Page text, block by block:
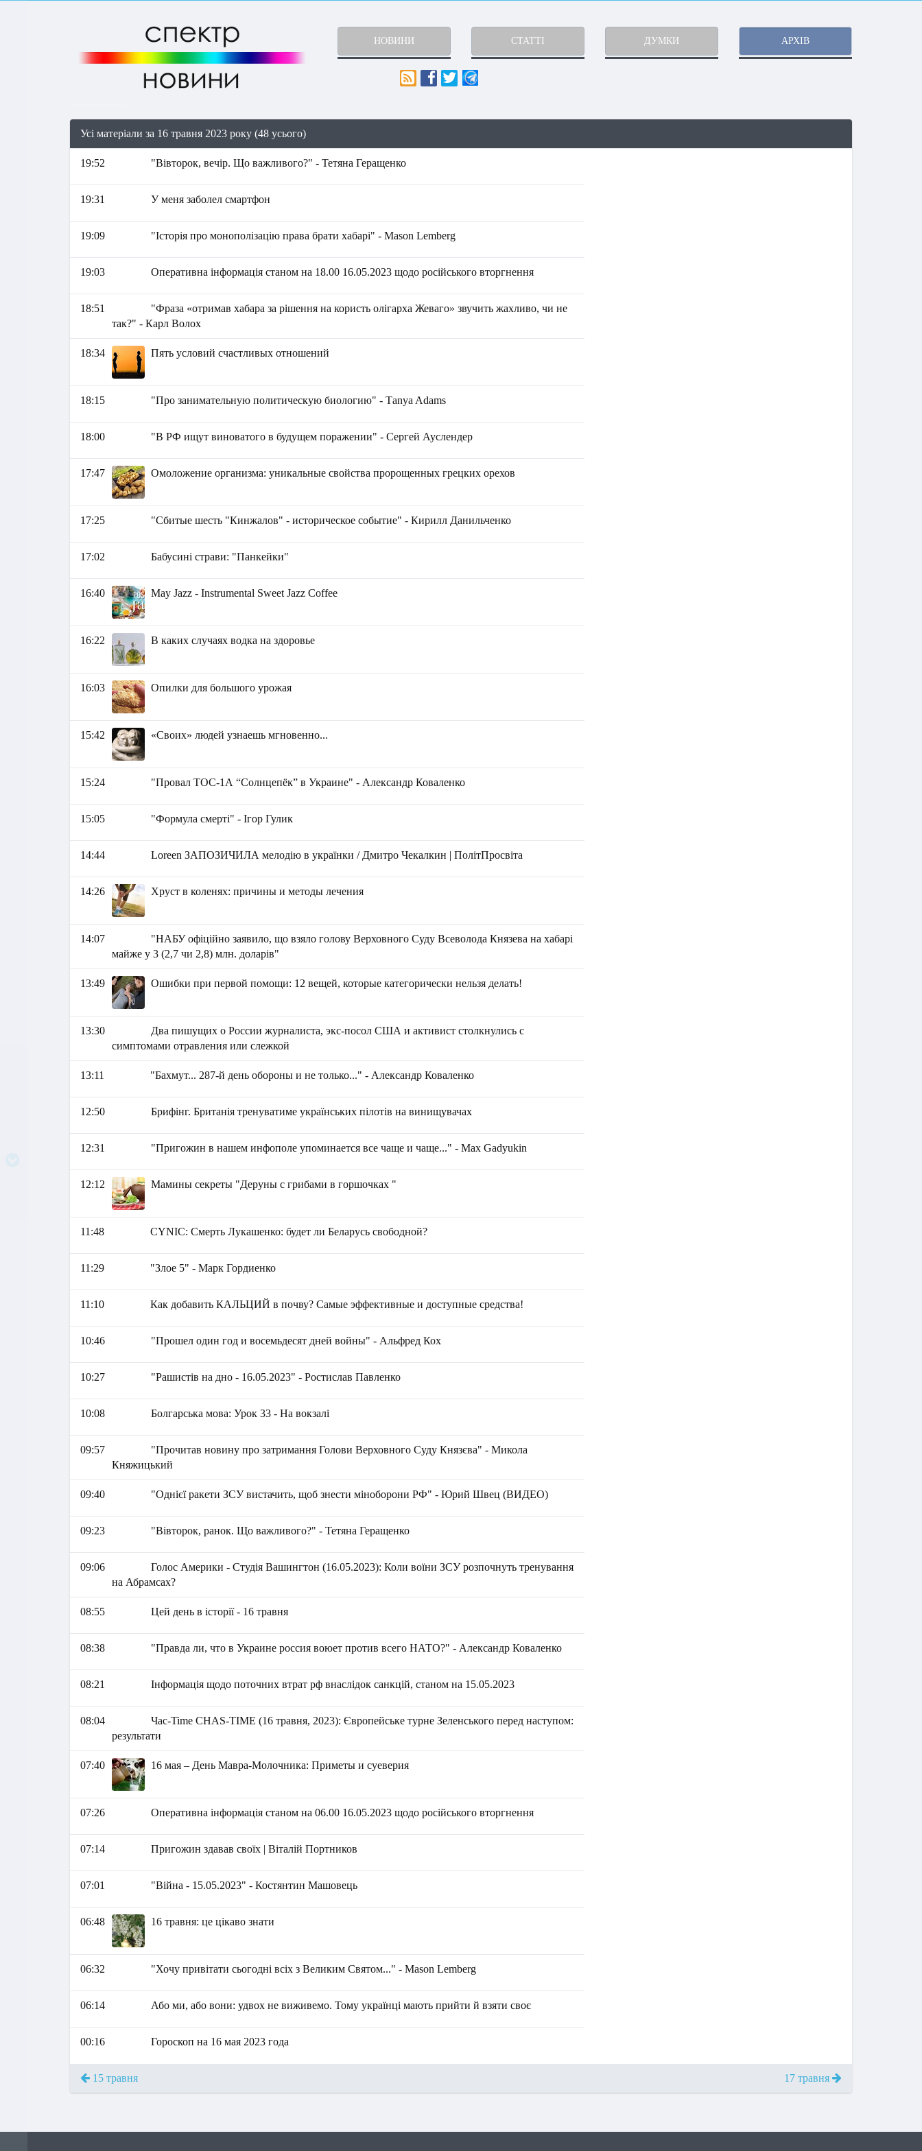
НОВИНИ СТАТТІ ДУМКИ АРХІВ
Усі матеріали за 16 травня 2023 року (48 усього)
19:52 "Вівторок, вечір. Що важливого?" - Тетяна Геращенко
19:31 У меня заболел смартфон
19:09 "Історія про монополізацію права брати хабарі" - Mason Lemberg
19:03 Оперативна інформація станом на 18.00 16.05.2023 щодо російського вторгнення
18:51
"Фраза «отримав хабара за рішення на користь олігарха Жеваго» звучить жахливо, чи не
так?" - Карл Волох
18:34 Пять условий счастливых отношений
18:15 "Про занимательную политическую биологию" - Тanya Adams
18:00 "В РФ ищут виноватого в будущем поражении" - Сергей Ауслендер
17:47 Омоложение организма: уникальные свойства пророщенных грецких орехов
17:25 "Сбитые шесть "Кинжалов" - историческое событие" - Кирилл Данильченко
17:02 Бабусині страви: "Панкейки"
16:40 May Jazz - Instrumental Sweet Jazz Coffee
16:22 В каких случаях водка на здоровье
16:03 Опилки для большого урожая
15:42 «Своих» людей узнаешь мгновенно...
15:24 "Провал ТОС-1А “Солнцепёк” в Украине" - Александр Коваленко
15:05 "Формула смерті" - Ігор Гулик
14:44 Loreen ЗАПОЗИЧИЛА мелодію в українки / Дмитро Чекалкин | ПолітПросвіта
14:26 Хруст в коленях: причины и методы лечения
14:07
"НАБУ офіційно заявило, що взяло голову Верховного Суду Всеволода Князева на хабарі
майже у 3 (2,7 чи 2,8) млн. доларів"
13:49 Ошибки при первой помощи: 12 вещей, которые категорически нельзя делать!
13:30
Два пишущих о России журналиста, экс-посол США и активист столкнулись с
симптомами отравления или слежкой
13:11 "Бахмут... 287-й день обороны и не только..." - Александр Коваленко
12:50 Брифінг. Британія тренуватиме українських пілотів на винищувачах
12:31 "Пригожин в нашем инфополе упоминается все чаще и чаще..." - Max Gadyukin
12:12 Мамины секреты "Деруны с грибами в горшочках "
11:48 СYNIC: Смерть Лукашенко: будет ли Беларусь свободной?
11:29 "Злое 5" - Марк Гордиенко
11:10 Как добавить КАЛЬЦИЙ в почву? Самые эффективные и доступные средства!
10:46 "Прошел один год и восемьдесят дней войны" - Альфред Кох
10:27 "Рашистів на дно - 16.05.2023" - Ростислав Павленко
10:08 Болгарська мова: Урок 33 - На вокзалі
09:57
"Прочитав новину про затримання Голови Верховного Суду Князєва" - Микола
Княжицький
09:40 "Однієї ракети ЗСУ вистачить, щоб знести міноборони РФ" - Юрий Швец (ВИДЕО)
09:23 "Вівторок, ранок. Що важливого?" - Тетяна Геращенко
09:06
Голос Америки - Студія Вашингтон (16.05.2023): Коли воїни ЗСУ розпочнуть тренування
на Абрамсах?
08:55 Цей день в історії - 16 травня
08:38 "Правда ли, что в Украине россия воюет против всего НАТО?" - Александр Коваленко
08:21 Інформація щодо поточних втрат рф внаслідок санкцій, станом на 15.05.2023
08:04
Час-Time CHAS-TIME (16 травня, 2023): Європейське турне Зеленського перед наступом:
результати
07:40 16 мая – День Мавра-Молочника: Приметы и суеверия
07:26 Оперативна інформація станом на 06.00 16.05.2023 щодо російського вторгнення
07:14 Пригожин здавав своїх | Віталій Портников
07:01 "Війна - 15.05.2023" - Костянтин Машовець
06:48 16 травня: це цікаво знати
06:32 "Хочу привітати сьогодні всіх з Великим Святом..." - Mason Lemberg
06:14 Або ми, або вони: удвох не виживемо. Тому українці мають прийти й взяти своє
00:16 Гороскоп на 16 мая 2023 года
15 травня 17 травня